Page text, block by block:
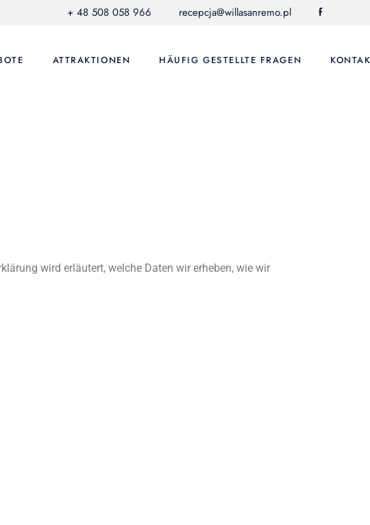
+ 48 508 058 966 recepcja@willasanremo.pl f
ATTRAKTIONEN HÄUFIG GESTELLTE FRAGEN
wird erläutert, welche Daten wir erheben, wie wir